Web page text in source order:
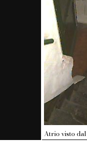
Atrio visto